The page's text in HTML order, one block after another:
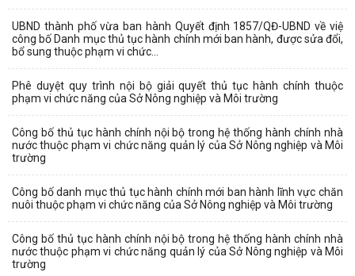
UBND thành phố vừa ban hành Quyết định 1857/QĐ-UBND về việ
công bố Danh mục thủ tục hành chính mới ban hành, được sửa đổi,
bổ sung thuộc phạm vi chức...
Phê duyệt quy trình nội bộ giải quyết thủ tục hành chính thuộc
phạm vi chức năng của Sở Nông nghiệp và Môi trường
Công bố thủ tục hành chính nội bộ trong hệ thống hành chính nhà
nước thuộc phạm vi chức năng quản lý của Sở Nông nghiệp và Môi
trường
Công bố danh mục thủ tục hành chính mới ban hành lĩnh vực chăn
nuôi thuộc phạm vi chức năng của Sở Nông nghiệp và Môi trường
Công bố thủ tục hành chính nội bộ trong hệ thống hành chính nhà
nước thuộc phạm vi chức năng quản lý của Sở Nông nghiệp và Môi
trường